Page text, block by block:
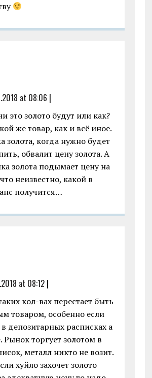
at 08:06 |
это золото будут или как?
же товар, как и всё иное.
золота, когда нужно будет
обвалит цену золота. А
золота подымает цену на
неизвестно, какой в
получится…
at 08:12|
кол-вах перестает быть
товаром, особенно если
в депозитарных расписках а
Рынок торгует золотом в
металл никто не возит.
хуйло захочет золото